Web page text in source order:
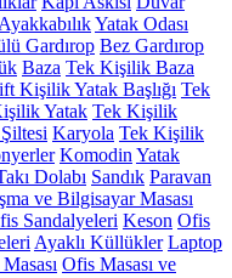
AyakkabılıkYatak Odası
Gardırop Bez Gardırop
Baza Tek Kişilik Baza
Kişilik Yatak Başlığı Tek
Yatak Tek Kişilik
Karyola Tek Kişilik
Komodin Yatak
Dolabı Sandık Paravan
ve Bilgisayar Masası
Sandalyeleri Keson Ofis
Ayaklı Küllükler Laptop
Ofis Masası ve